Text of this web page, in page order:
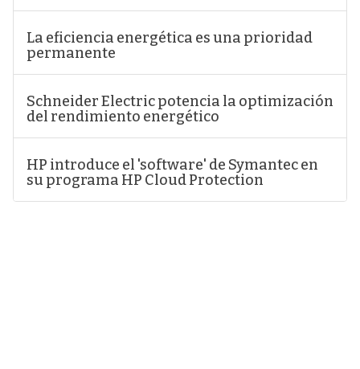
La eficiencia energética es una prioridad
permanente
Schneider Electric potencia la optimización
del rendimiento energético
HP introduce el 'software' de Symantec en
su programa HP Cloud Protection